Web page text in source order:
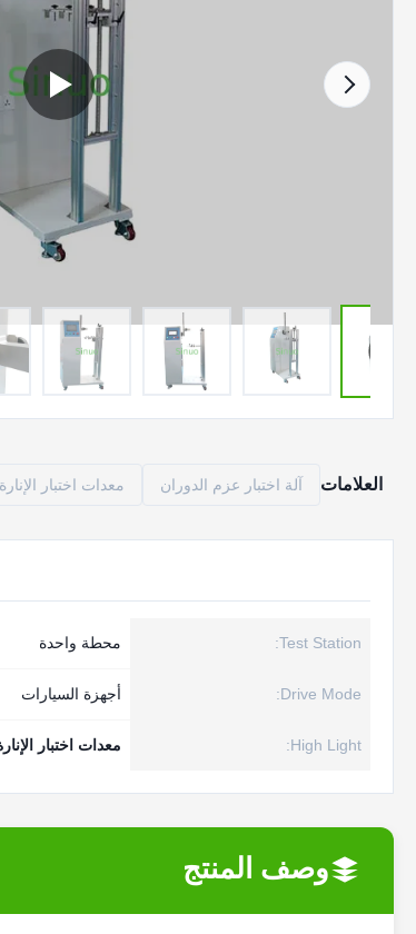
العلامات آلة اختبار عزم الدوران معدات اختبار
Test Station: محطة واحدة
Drive Mode: أجهزة السيارات
High Light: معدات اختبار
وصف المنتج